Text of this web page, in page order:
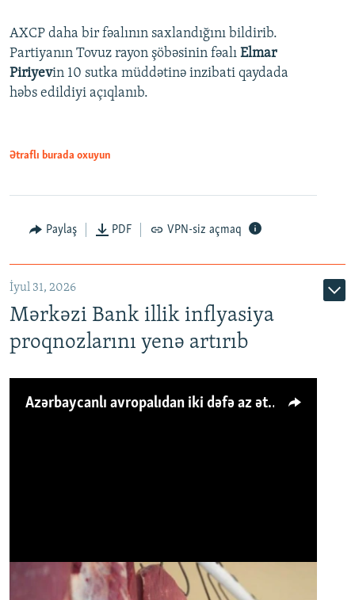
AXCP daha bir fəalının saxlandığını bildirib.
Partiyanın Tovuz rayon şöbəsinin fəalı Elmar
Piriyevin 10 sutka müddətinə inzibati qaydada
həbs edildiyi açıqlanıb.
Ətraflı burada oxuyun
Paylaş PDF VPN-siz açmaq
İyul 31, 2026
Mərkəzi Bank illik inflyasiya
proqnozlarını yenə artırıb
Azərbaycanlı avropalıdan iki dəfə az ət yeyir, amma... 'Qiymət artımı qaçılmazdır'